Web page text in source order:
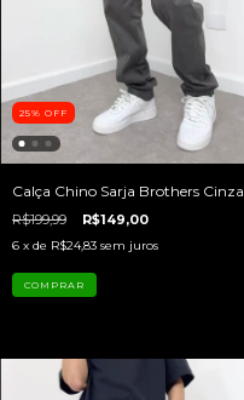
25% OFF
Calça Chino Sarja Brothers Cinza
R$199,99 R$149,00
6 x de R$24,83 sem juros
COMPRAR